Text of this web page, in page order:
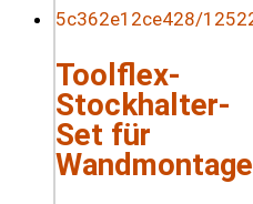
Toolflex-
Stockhalter-
Set für
Wandmontage